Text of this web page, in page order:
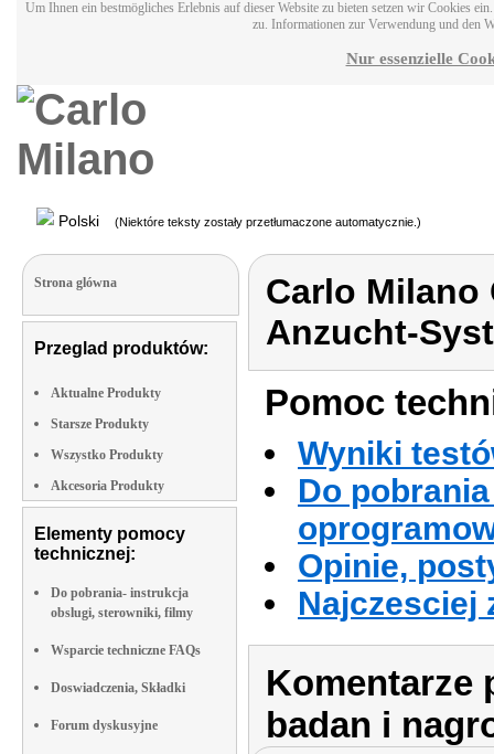
Um Ihnen ein bestmögliches Erlebnis auf dieser Website zu bieten setzen wir Cookies
zu. Informationen zur Verwendung und den
Nur essenzielle
Polski (Niektóre teksty zostały przetłumaczone automatycznie.)
Strona glówna
Przeglad produktów:
Aktualne Produkty
Starsze Produkty
Wszystko Produkty
Akcesoria Produkty
Elementy pomocy
technicznej:
Do pobrania- instrukcja
obslugi, sterowniki, filmy
Wsparcie techniczne FAQs
Doswiadczenia, Składki
Forum dyskusyjne
Carlo Milano
Anzucht-
Pomoc
Wyniki
Do
Opinie,
Najczesciej
Komentarze
badan i